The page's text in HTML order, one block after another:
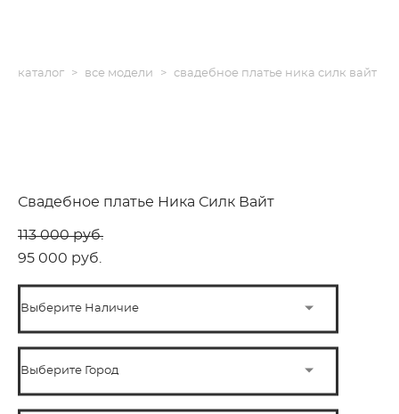
каталог > все модели > свадебное платье ника силк вайт
Свадебное платье Ника Силк Вайт
113 000 pуб.
95 000 pуб.
Выберите Наличие
Выберите Город